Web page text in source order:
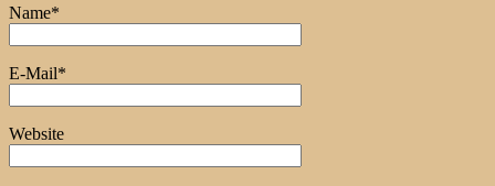
Name*
E-Mail*
Website